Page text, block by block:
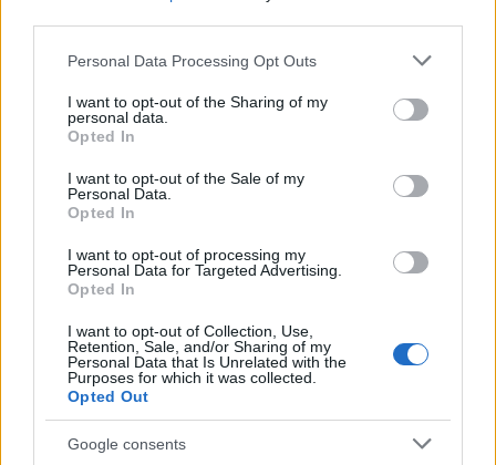
Please note that this website/app uses one or more Google
not limited to your visit or usage behaviour. You may click to
grant or deny consent to Google and its third-party tags to
use your data for below specified purposes in below Google
consent section.
Personal Data Processing Opt Outs
I want to opt-out of the Sharing of my
personal data.
Opted In
I want to opt-out of the Sale of my
Personal Data.
Opted In
I want to opt-out of processing my
Personal Data for Targeted Advertising.
Opted In
I want to opt-out of Collection, Use,
Retention, Sale, and/or Sharing of my
Personal Data that Is Unrelated with the
Purposes for which it was collected.
Opted Out
Google consents
budapesti koncertjére
DIVAT
Találkozás Leonardo DiCaprióval, új
barátságok, utazás - Fodor Klarissza
modell mesél